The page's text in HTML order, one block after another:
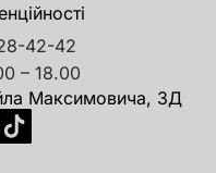
42-42
– 18.00
Максимовича, 3Д